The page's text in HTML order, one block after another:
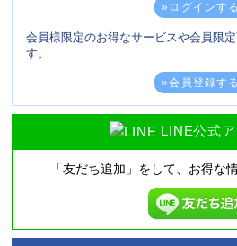
»ログインする
会員様限定のお得なサービスや会員限
す。
»会員登録する
LINE公式
「友だち追加」をして、 お得な